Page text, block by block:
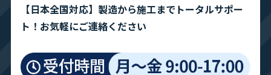
【日本全国対応】製造から施工までトータルサポー
ト！お気軽にご連絡ください